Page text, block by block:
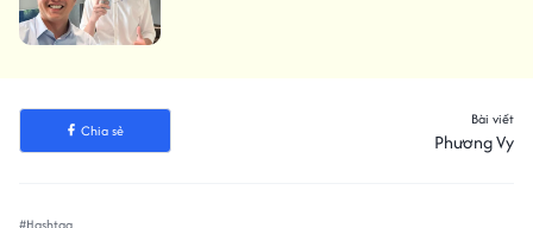
Chia sẻ
Bài viết
Phương Vy
#Hashtag